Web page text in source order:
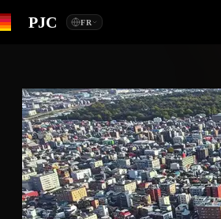
PJC FR